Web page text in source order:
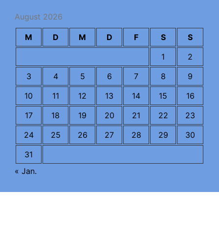
August 2026
M D M D F S
S
1
2
3
4 5 6 7 8
9
10
11 12 13 14 15
16
17
18 19 20 21 22
23
24
25 26 27 28 29
30
31
« Jan.